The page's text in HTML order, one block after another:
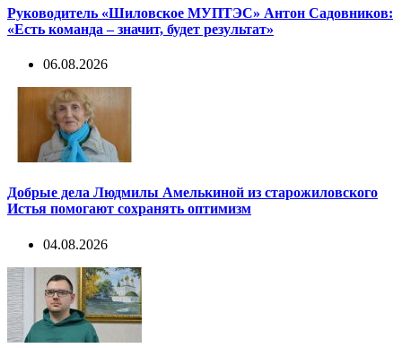
Руководитель «Шиловское МУПТЭС» Антон Садовников:
«Есть команда – значит, будет результат»
06.08.2026
Добрые дела Людмилы Амелькиной из старожиловского
Истья помогают сохранять оптимизм
04.08.2026